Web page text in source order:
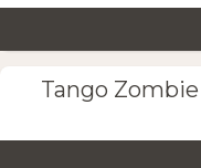
Tango Zombie